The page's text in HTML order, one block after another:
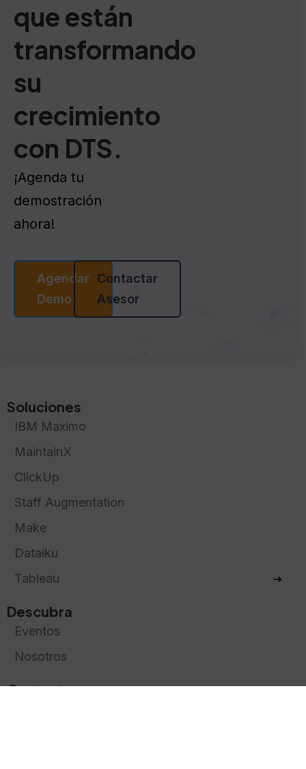
que están
transformando
su
crecimiento
con DTS.
¡Agenda tu
demostración
ahora!
Agendar
Demo
Contactar
Asesor
Soluciones
IBM Maximo
MaintainX
ClickUp
Staff Augmentation
Make
Dataiku
Tableau
Descubra
Eventos
Nosotros
Contacto